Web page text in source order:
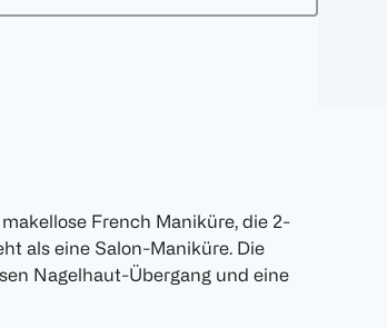
French Maniküre, die 2-
als eine Salon-Maniküre. Die
Nagelhaut-Übergang und eine